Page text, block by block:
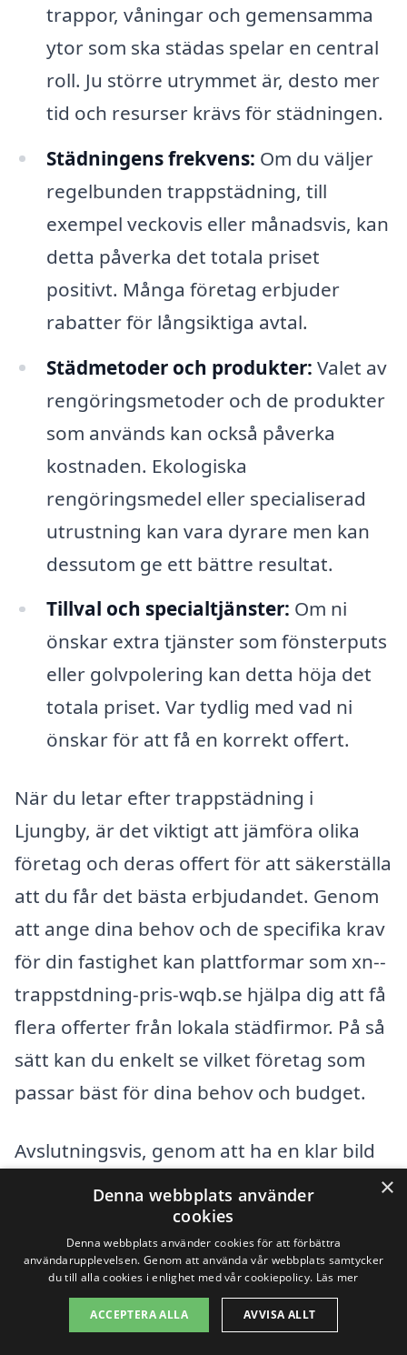
trappor, våningar och gemensamma
ytor som ska städas spelar en central
roll. Ju större utrymmet är, desto mer
tid och resurser krävs för städningen.
Städningens frekvens: Om du väljer
regelbunden trappstädning, till
exempel veckovis eller månadsvis, kan
detta påverka det totala priset
positivt. Många företag erbjuder
rabatter för långsiktiga avtal.
Städmetoder och produkter: Valet av
rengöringsmetoder och de produkter
som används kan också påverka
kostnaden. Ekologiska
rengöringsmedel eller specialiserad
utrustning kan vara dyrare men kan
dessutom ge ett bättre resultat.
Tillval och specialtjänster: Om ni
önskar extra tjänster som fönsterputs
eller golvpolering kan detta höja det
totala priset. Var tydlig med vad ni
önskar för att få en korrekt offert.
När du letar efter trappstädning i
Ljungby, är det viktigt att jämföra olika
företag och deras offert för att säkerställa
att du får det bästa erbjudandet. Genom
att ange dina behov och de specifika krav
för din fastighet kan plattformar som xn--
trappstdning-pris-wqb.se hjälpa dig att få
flera offerter från lokala städfirmor. På så
sätt kan du enkelt se vilket företag som
passar bäst för dina behov och budget.
Avslutningsvis, genom att ha en klar bild
av de faktorer som påverkar priset på
trappstädning i Ljungby, kan du göra ett
välgrundat val och få en städning som
möter dina förväntningar. Tveka inte att
göra en jämförelse och ställa frågor för
×
Denna webbplats använder
cookies
Denna webbplats använder cookies för att förbättra
användarupplevelsen. Genom att använda vår webbplats samtycker
du till alla cookies i enlighet med vår cookiepolicy. Läs mer
ACCEPTERA ALLA AVVISA ALLT